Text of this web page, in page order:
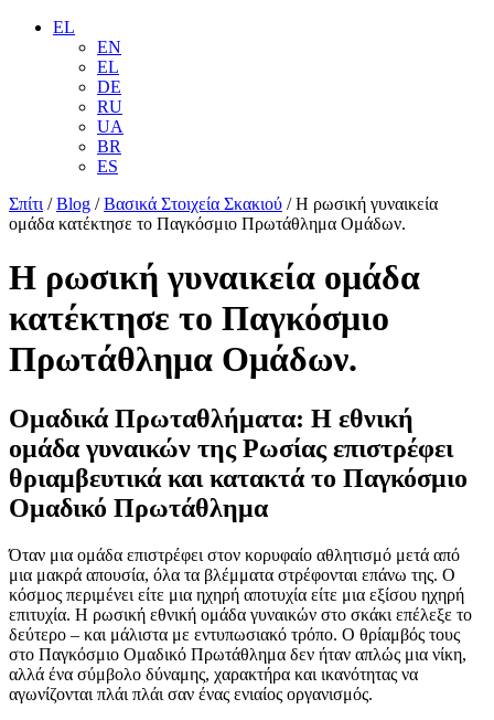
EL
EN
EL
DE
RU
UA
BR
ES
Σπίτι /Blog /Βασικά Στοιχεία Σκακιού /Η ρωσική γυναικεία
ομάδα κατέκτησε το Παγκόσμιο Πρωτάθλημα Ομάδων.
Η ρωσική γυναικεία ομάδα
κατέκτησε το Παγκόσμιο
Πρωτάθλημα Ομάδων.
Ομαδικά Πρωταθλήματα: Η εθνική
ομάδα γυναικών της Ρωσίας επιστρέφει
θριαμβευτικά και κατακτά το Παγκόσμιο
Ομαδικό Πρωτάθλημα
Όταν μια ομάδα επιστρέφει στον κορυφαίο αθλητισμό μετά από
μια μακρά απουσία, όλα τα βλέμματα στρέφονται επάνω της. Ο
κόσμος περιμένει είτε μια ηχηρή αποτυχία είτε μια εξίσου ηχηρή
επιτυχία. Η ρωσική εθνική ομάδα γυναικών στο σκάκι επέλεξε το
δεύτερο – και μάλιστα με εντυπωσιακό τρόπο. Ο θρίαμβός τους
στο Παγκόσμιο Ομαδικό Πρωτάθλημα δεν ήταν απλώς μια νίκη,
αλλά ένα σύμβολο δύναμης, χαρακτήρα και ικανότητας να
αγωνίζονται πλάι πλάι σαν ένας ενιαίος οργανισμός.